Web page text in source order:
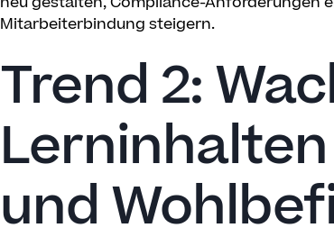
Mitarbeiterbindung steigern.
Trend 2:
und